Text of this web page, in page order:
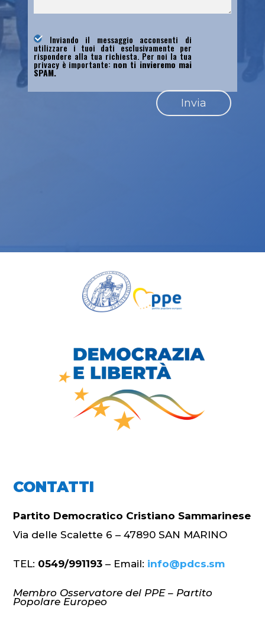
Inviando il messaggio acconsenti di
utilizzare i tuoi dati esclusivamente per
rispondere alla tua richiesta. Per noi la tua
privacy è importante: non ti invieremo mai
SPAM.
CONTATTI
Partito Democratico Cristiano Sammarinese
Via delle Scalette 6 – 47890 SAN MARINO
TEL: 0549/991193 – Email: info@pdcs.sm
Membro Osservatore del PPE – Partito
Popolare Europeo